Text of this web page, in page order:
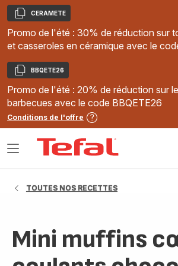
Copier
CERAMETE
Promo de l'été : 30% de réduction sur
et casseroles en céramique avec le
Copier
BBQETE26
Promo de l'été : 20% de réduction sur
barbecues avec le code BBQETE26
Conditions de l'offre
Ouvrir
TOUTES NOS RECETTES
Mini muffins